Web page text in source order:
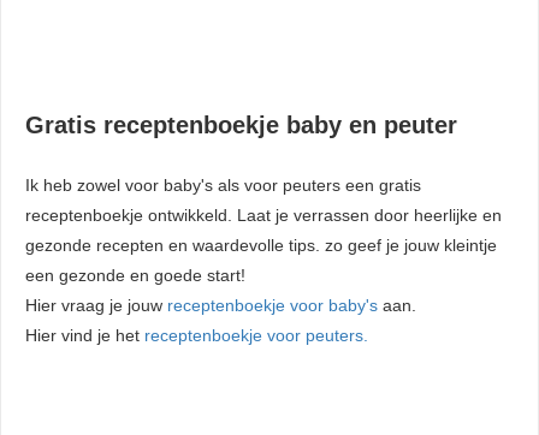
Gratis receptenboekje baby en peuter
Ik heb zowel voor baby's als voor peuters een gratis
receptenboekje ontwikkeld. Laat je verrassen door heerlijke en
gezonde recepten en waardevolle tips. zo geef je jouw kleintje
een gezonde en goede start!
Hier vraag je jouw receptenboekje voor baby's aan.
Hier vind je het receptenboekje voor peuters.